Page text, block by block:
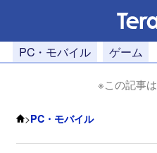
PC・モバイル ゲーム
※この記事は
>PC・モバイル